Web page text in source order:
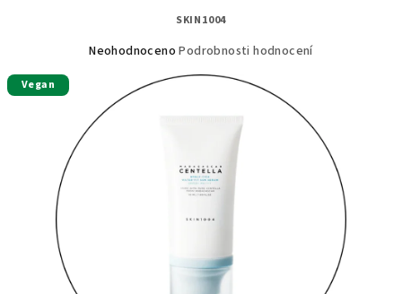
SKIN1004
Průměrné
produktu
0,0
Neohodnoceno Podrobnosti hodnocení
Vegan